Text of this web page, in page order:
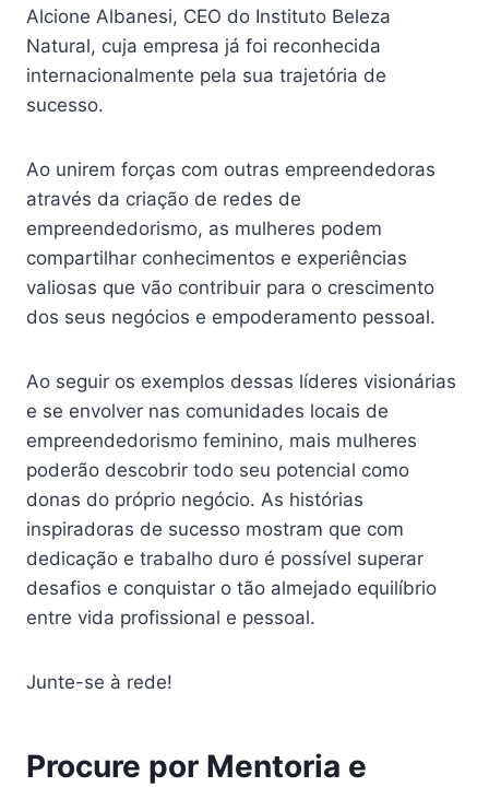
Alcione Albanesi, CEO do Instituto Beleza
Natural, cuja empresa já foi reconhecida
internacionalmente pela sua trajetória de
sucesso.
Ao unirem forças com outras empreendedoras
através da criação de redes de
empreendedorismo, as mulheres podem
compartilhar conhecimentos e experiências
valiosas que vão contribuir para o crescimento
dos seus negócios e empoderamento pessoal.
Ao seguir os exemplos dessas líderes visionárias
e se envolver nas comunidades locais de
empreendedorismo feminino, mais mulheres
poderão descobrir todo seu potencial como
donas do próprio negócio. As histórias
inspiradoras de sucesso mostram que com
dedicação e trabalho duro é possível superar
desafios e conquistar o tão almejado equilíbrio
entre vida profissional e pessoal.
Junte-se à rede!
Procure por Mentoria e